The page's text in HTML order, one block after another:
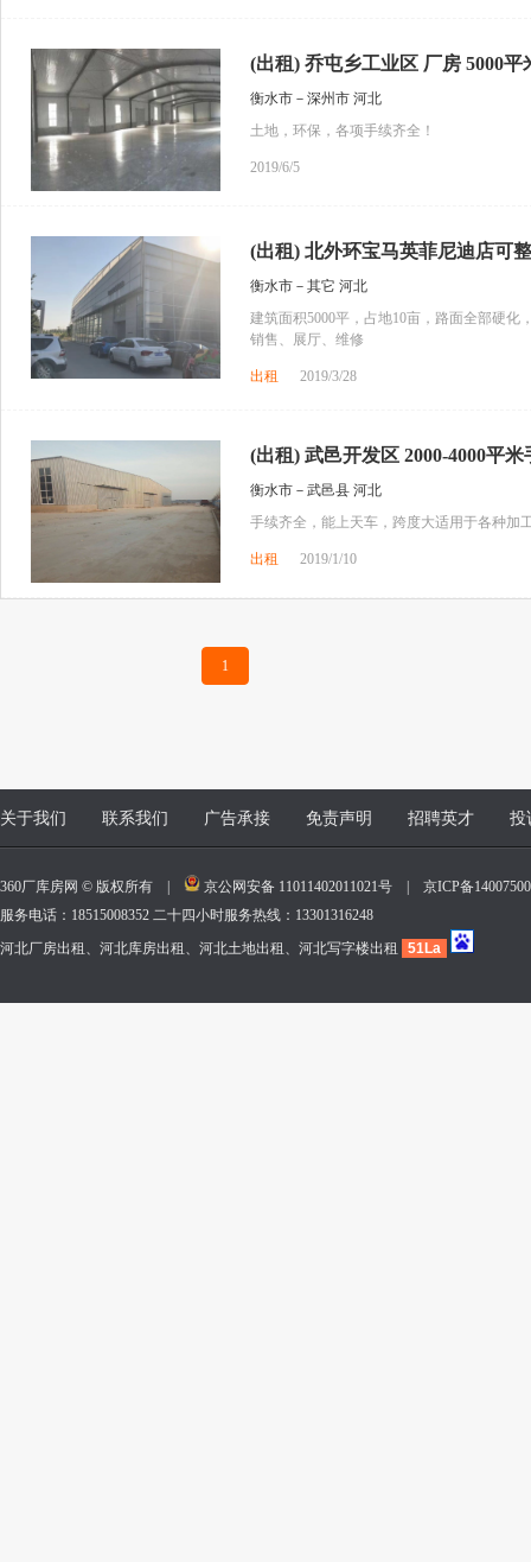
(出租) 乔屯乡工业区 厂房 5000平
衡水市－深州市 河北
土地，环保，各项手续齐全！
2019/6/5
(出租) 北外环宝马英菲尼迪店可
衡水市－其它 河北
建筑面积5000平，占地10亩，路面全部硬化
销售、展厅、维修
出租 2019/3/28
(出租) 武邑开发区 2000-4000平米
衡水市－武邑县 河北
手续齐全，能上天车，跨度大适用于各种加
出租 2019/1/10
1
关于我们 联系我们 广告承接 免责声明 招聘英才 投
360厂库房网 © 版权所有 | 京公网安备 11011402011021号
京ICP备
服务电话：18515008352 二十四小时服务热线：13301316248
河北厂房出租、河北库房出租、河北土地出租、河北写字楼出租
51La